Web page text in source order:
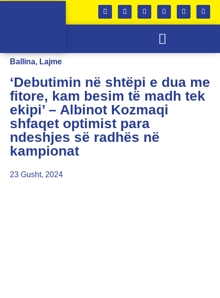
Ballina, Lajme
‘Debutimin në shtëpi e dua me
fitore, kam besim të madh tek
ekipi’ – Albinot Kozmaqi
shfaqet optimist para
ndeshjes së radhës në
kampionat
23 Gusht, 2024